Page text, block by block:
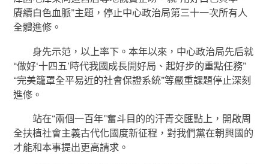
賡續白色血脈”主題，停止中心政治局第三十一次所有人
全體進修。
身先示范，以上率下。本年以來，中心政治局先后就
“做好‘十四五’時代我國成長開好局、起好步的重點任務”
“完美籠罩全平易近的社會保證系統”等嚴重課題停止深刻
進修。
站在“兩個一百年”奮斗目的的汗青交匯點上，開啟周
全扶植社會主義古代化國度新征程，對我們黨在朝興國的
才能和本事提出更高請求。